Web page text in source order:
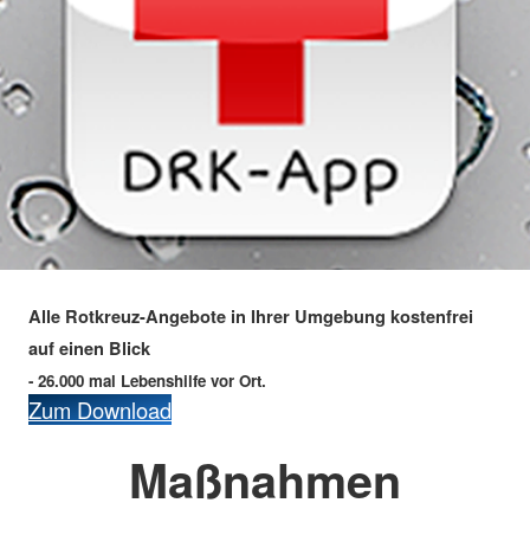
Alle Rotkreuz-Angebote in Ihrer Umgebung kostenfrei
auf einen Blick
- 26.000 mal Lebenshilfe vor Ort.
Zum Download
Maßnahmen